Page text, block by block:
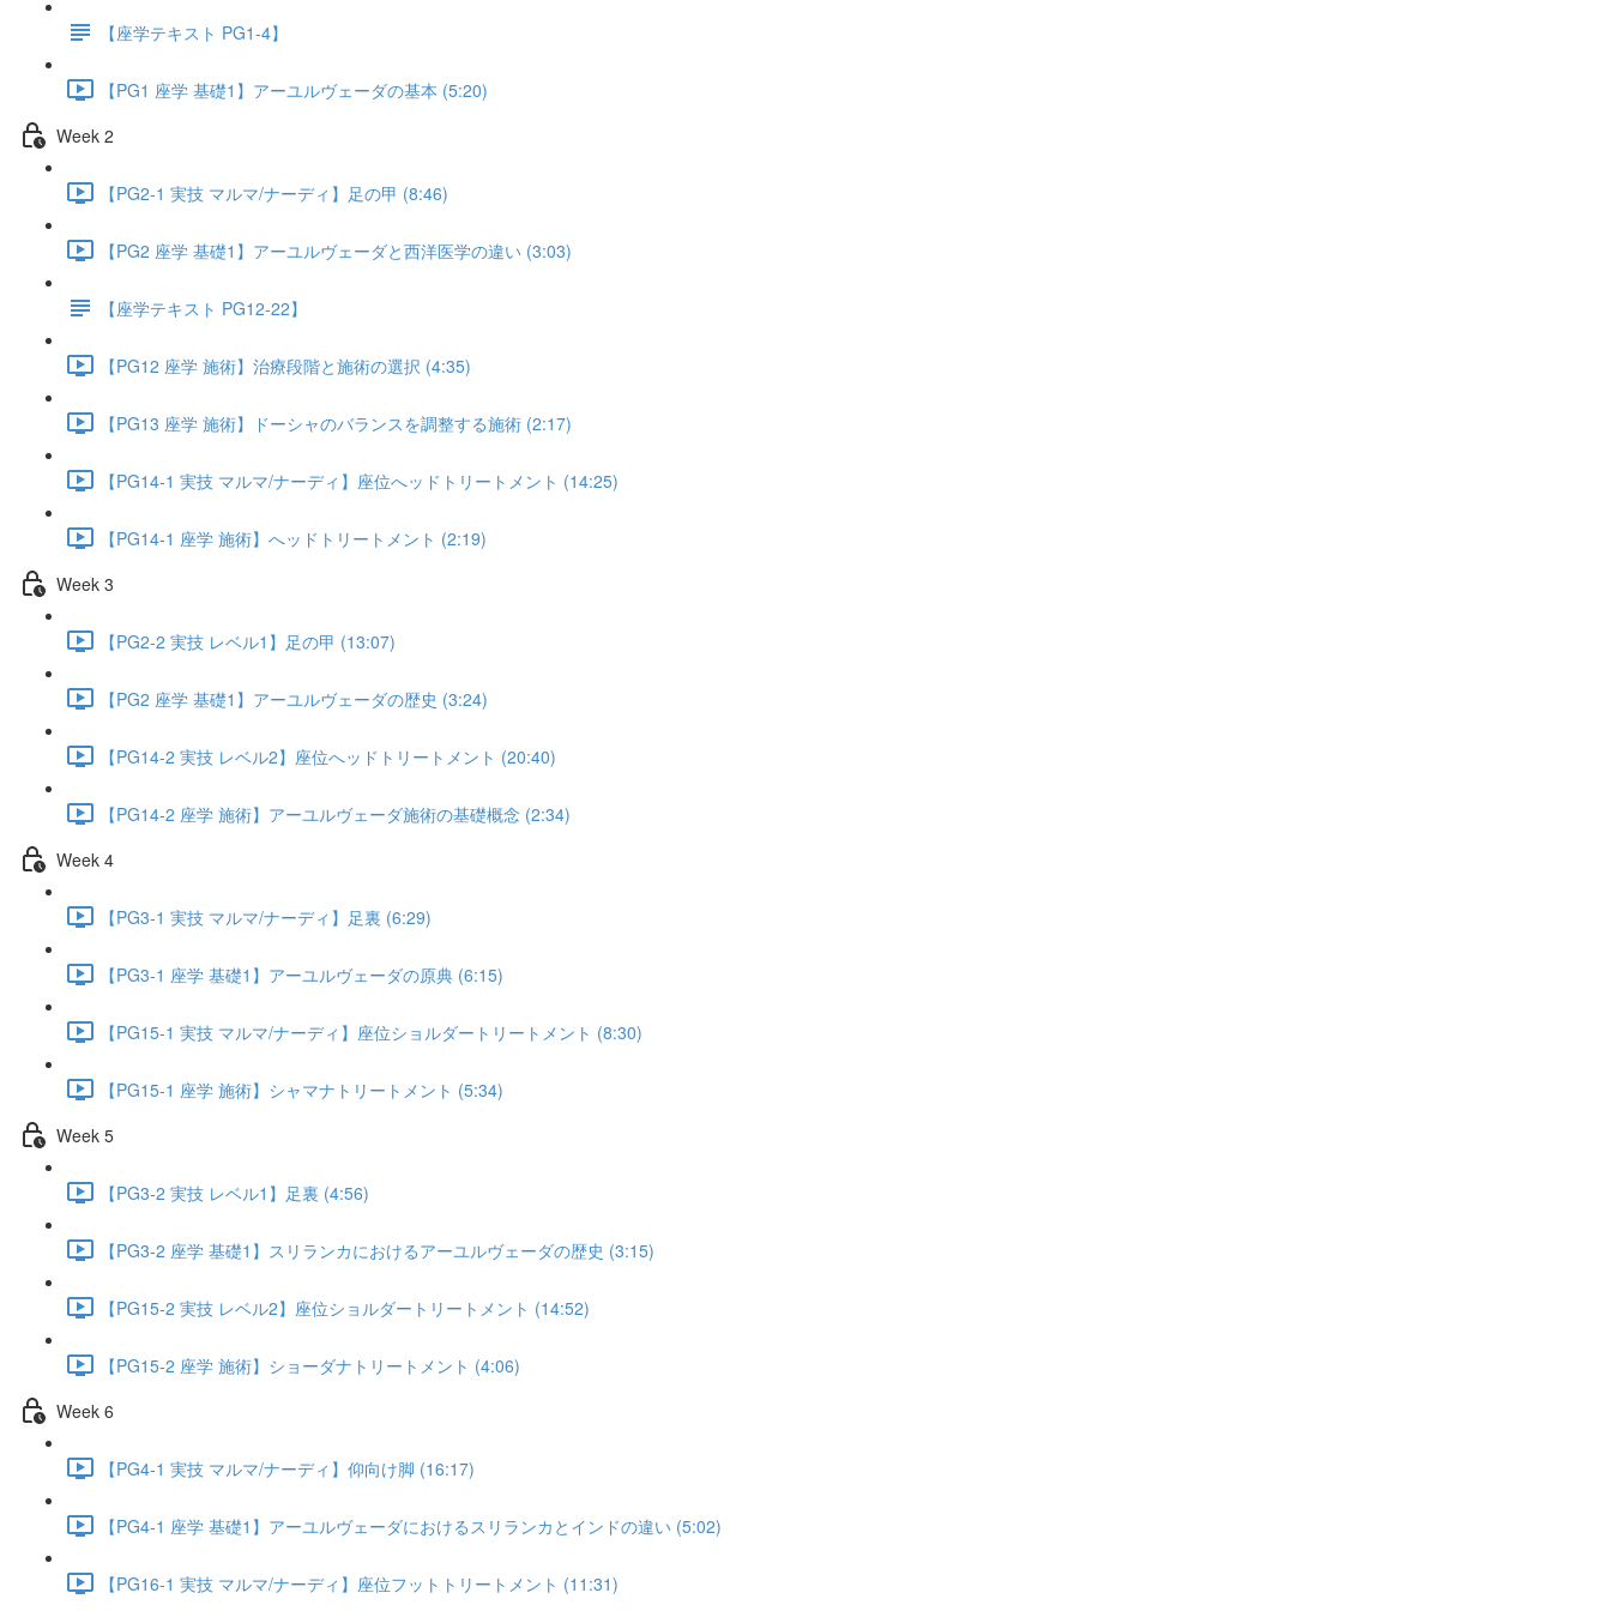
【座学テキスト PG1-4】
【PG1 座学 基礎1】アーユルヴェーダの基本 (5:20)
Week 2
【PG2-1 実技 マルマ/ナーディ】足の甲 (8:46)
【PG2 座学 基礎1】アーユルヴェーダと西洋医学の違い (3:03)
【座学テキスト PG12-22】
【PG12 座学 施術】治療段階と施術の選択 (4:35)
【PG13 座学 施術】ドーシャのバランスを調整する施術 (2:17)
【PG14-1 実技 マルマ/ナーディ】座位へッドトリートメント (14:25)
【PG14-1 座学 施術】へッドトリートメント (2:19)
Week 3
【PG2-2 実技 レベル1】足の甲 (13:07)
【PG2 座学 基礎1】アーユルヴェーダの歴史 (3:24)
【PG14-2 実技 レベル2】座位へッドトリートメント (20:40)
【PG14-2 座学 施術】アーユルヴェーダ施術の基礎概念 (2:34)
Week 4
【PG3-1 実技 マルマ/ナーディ】足裏 (6:29)
【PG3-1 座学 基礎1】アーユルヴェーダの原典 (6:15)
【PG15-1 実技 マルマ/ナーディ】座位ショルダートリートメント (8:30)
【PG15-1 座学 施術】シャマナトリートメント (5:34)
Week 5
【PG3-2 実技 レベル1】足裏 (4:56)
【PG3-2 座学 基礎1】スリランカにおけるアーユルヴェーダの歴史 (3:15)
【PG15-2 実技 レベル2】座位ショルダートリートメント (14:52)
【PG15-2 座学 施術】ショーダナトリートメント (4:06)
Week 6
【PG4-1 実技 マルマ/ナーディ】仰向け脚 (16:17)
【PG4-1 座学 基礎1】アーユルヴェーダにおけるスリランカとインドの違い (5:02)
【PG16-1 実技 マルマ/ナーディ】座位フットトリートメント (11:31)